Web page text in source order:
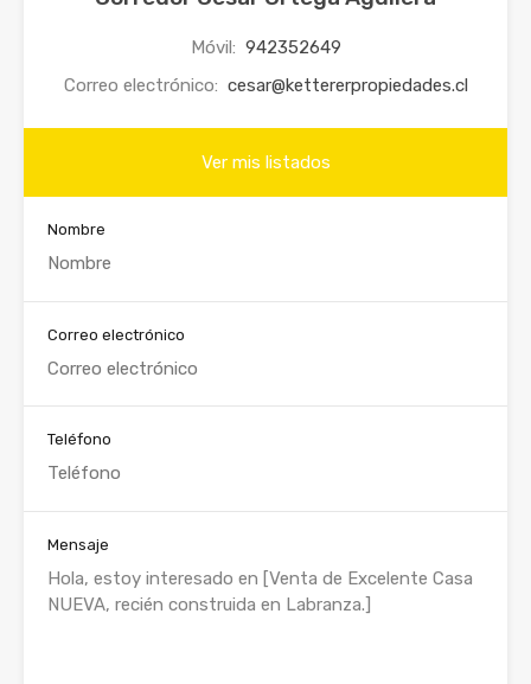
Móvil: 942352649
Correo electrónico: cesar@kettererpropiedades.cl
Ver mis listados
Nombre
Correo electrónico
Teléfono
Mensaje